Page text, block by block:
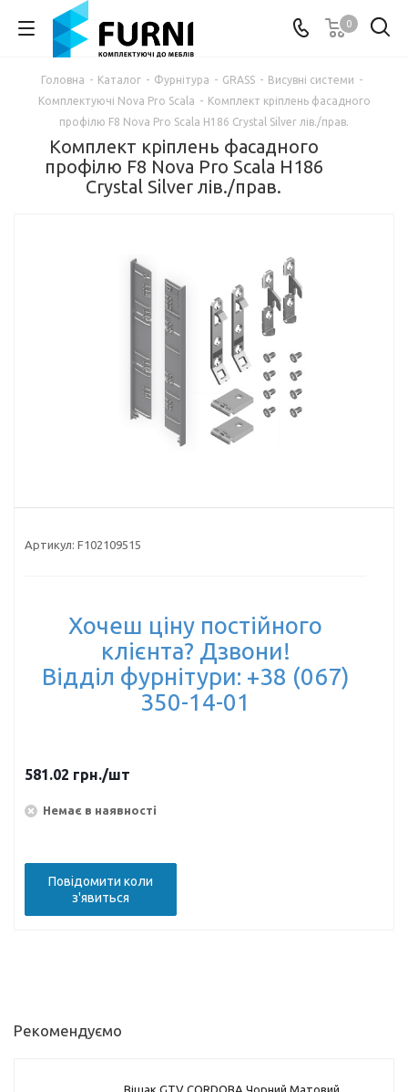
0
Головна - Каталог - Фурнітура - GRASS - Висувні системи -
Комплектуючі Nova Pro Scala - Комплект кріплень фасадного
профілю F8 Nova Pro Scala H186 Crystal Silver лів./прав.
Комплект кріплень фасадного
профілю F8 Nova Pro Scala H186
Crystal Silver лів./прав.
Артикул: F102109515
Хочеш ціну постійного
клієнта? Дзвони!
Відділ фурнітури: +38 (067)
350-14-01
581.02 грн./шт
Немає в наявності
Повідомити коли
з'явиться
Рекомендуємо
Вішак GTV CORDOBA Чорний Матовий